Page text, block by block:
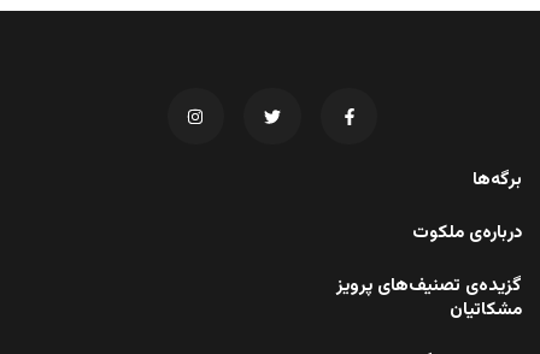
برگه‌ها
درباره‌ی ملکوت
گزیده‌ی تصنیف‌های پرویز
مشکاتیان